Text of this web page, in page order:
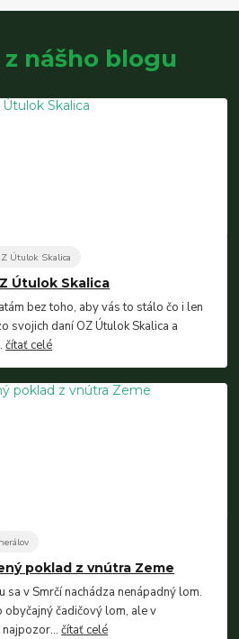
nášho blogu
Útulok Skalica
Útulok Skalica
bez toho, aby vás to stálo čo i len
svojich daní OZ Útulok Skalica a
čítať celé
poklad z vnútra Zeme
sa v Smrčí nachádza nenápadný lom.
čadičový lom, ale v
najpozor...čítať celé